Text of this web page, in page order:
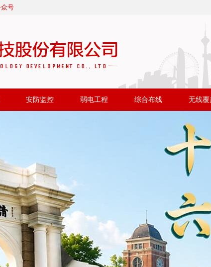
号
安防监控 弱电工程 综合布线 无线覆